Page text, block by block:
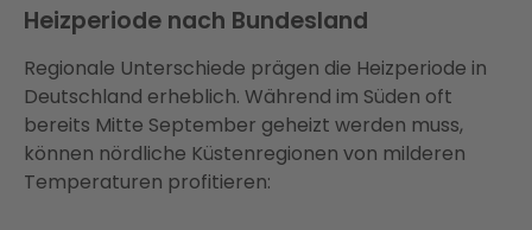
Heizperiode nach Bundesland
Regionale Unterschiede prägen die Heizperiode in
Deutschland erheblich. Während im Süden oft
bereits Mitte September geheizt werden muss,
können nördliche Küstenregionen von milderen
Temperaturen profitieren: